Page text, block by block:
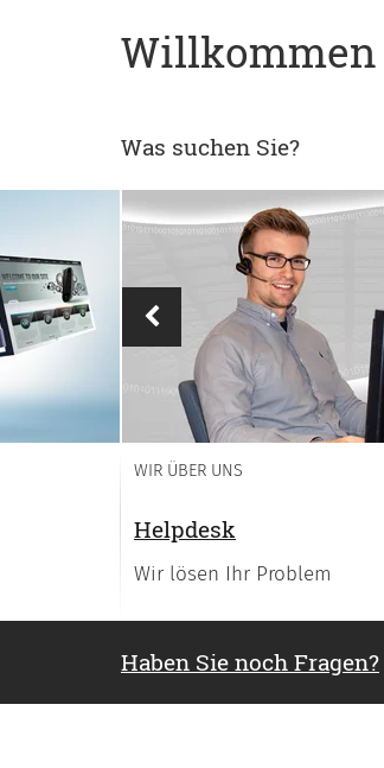
Was suchen Sie?
Vorheriges
WIR ÜBER UNS
Helpdesk
Wir lösen Ihr Problem
Haben Sie noch Fragen?